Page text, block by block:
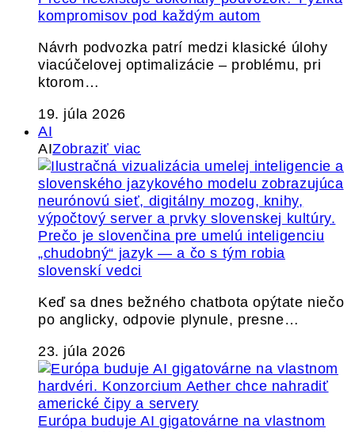
kompromisov pod každým autom
Návrh podvozka patrí medzi klasické úlohy
viacúčelovej optimalizácie – problému, pri
ktorom…
19. júla 2026
AI
AIZobraziť viac
Prečo je slovenčina pre umelú inteligenciu
„chudobný“ jazyk — a čo s tým robia
slovenskí vedci
Keď sa dnes bežného chatbota opýtate niečo
po anglicky, odpovie plynule, presne…
23. júla 2026
Európa buduje AI gigatovárne na vlastnom